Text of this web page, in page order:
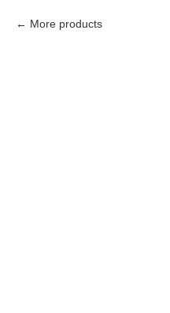
More products